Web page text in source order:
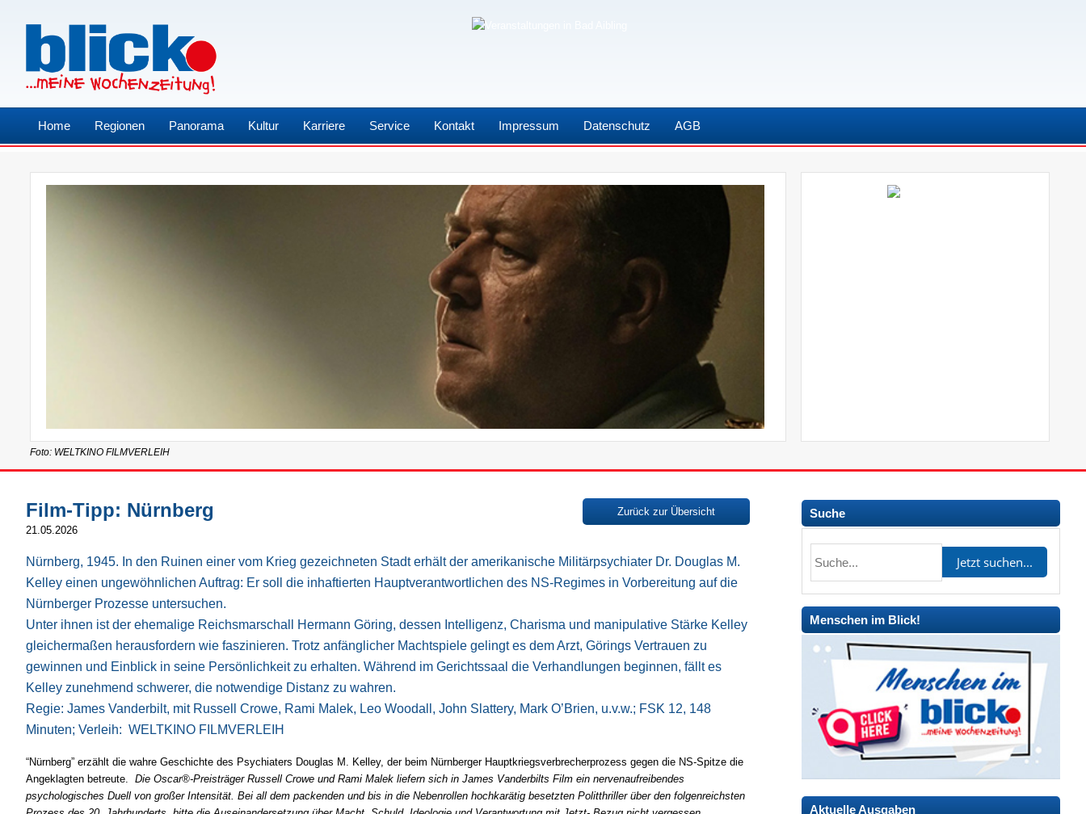
Home Regionen Panorama Kultur Karriere Service Kontakt Impressum Datenschutz AGB
Foto: WELTKINO FILMVERLEIH
Zurück zur Übersicht
Film-Tipp: Nürnberg
21.05.2026
Nürnberg, 1945. In den Ruinen einer vom Krieg gezeichneten Stadt erhält der amerikanische Militärpsychiater Dr. Douglas M.
Kelley einen ungewöhnlichen Auftrag: Er soll die inhaftierten Hauptverantwortlichen des NS-Regimes in Vorbereitung auf die
Nürnberger Prozesse untersuchen.
Unter ihnen ist der ehemalige Reichsmarschall Hermann Göring, dessen Intelligenz, Charisma und manipulative Stärke Kelley
gleichermaßen herausfordern wie faszinieren. Trotz anfänglicher Machtspiele gelingt es dem Arzt, Görings Vertrauen zu
gewinnen und Einblick in seine Persönlichkeit zu erhalten. Während im Gerichtssaal die Verhandlungen beginnen, fällt es
Kelley zunehmend schwerer, die notwendige Distanz zu wahren.
Regie: James Vanderbilt, mit Russell Crowe, Rami Malek, Leo Woodall, John Slattery, Mark O’Brien, u.v.w.; FSK 12, 148
Minuten; Verleih: WELTKINO FILMVERLEIH
“Nürnberg” erzählt die wahre Geschichte des Psychiaters Douglas M. Kelley, der beim Nürnberger Hauptkriegsverbrecherprozess gegen die NS-Spitze die
Angeklagten betreute. Die Oscar®-Preisträger Russell Crowe und Rami Malek liefern sich in James Vanderbilts Film ein nervenaufreibendes
psychologisches Duell von großer Intensität. Bei all dem packenden und bis in die Nebenrollen hochkarätig besetzten Politthriller über den folgenreichsten
Suche
Menschen im Blick!
Aktuelle Ausgaben